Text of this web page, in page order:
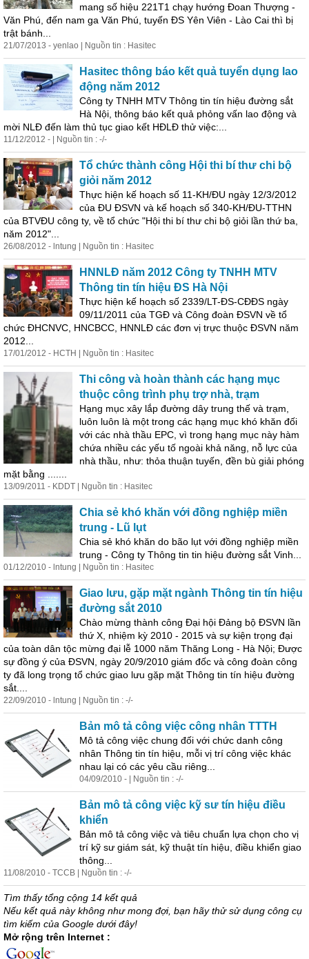
mang số hiệu 221T1 chạy hướng Đoan Thượng -
Văn Phú, đến nam ga Văn Phú, tuyến ĐS Yên Viên - Lào Cai thì bị
trật bánh...
21/07/2013 - yenlao | Nguồn tin : Hasitec
Hasitec thông báo kết quả tuyển dụng lao
động năm 2012
Công ty TNHH MTV Thông tin tín hiệu đường sắt
Hà Nội, thông báo kết quả phỏng vấn lao động và
mời NLĐ đến làm thủ tục giao kết HĐLĐ thử việc:...
11/12/2012 - | Nguồn tin : -/-
Tổ chức thành công Hội thi bí thư chi bộ
giỏi năm 2012
Thực hiện kế hoạch số 11-KH/ĐU ngày 12/3/2012
của ĐU ĐSVN và kế hoạch số 340-KH/ĐU-TTHN
của BTVĐU công ty, về tổ chức "Hội thi bí thư chi bộ giỏi lần thứ ba,
năm 2012"...
26/08/2012 - lntung | Nguồn tin : Hasitec
HNNLĐ năm 2012 Công ty TNHH MTV
Thông tin tín hiệu ĐS Hà Nội
Thực hiện kế hoạch số 2339/LT-ĐS-CĐĐS ngày
09/11/2011 của TGĐ và Công đoàn ĐSVN về tổ
chức ĐHCNVC, HNCBCC, HNNLĐ các đơn vị trực thuộc ĐSVN năm
2012...
17/01/2012 - HCTH | Nguồn tin : Hasitec
Thi công và hoàn thành các hạng mục
thuộc công trình phụ trợ nhà, trạm
Hạng mục xây lắp đường dây trung thế và trạm,
luôn luôn là một trong các hạng mục khó khăn đối
với các nhà thầu EPC, vì trong hạng mục này hàm
chứa nhiều các yếu tố ngoài khả năng, nỗ lực của
nhà thầu, như: thỏa thuận tuyến, đền bù giải phóng
mặt bằng .......
13/09/2011 - KDDT | Nguồn tin : Hasitec
Chia sẻ khó khăn với đồng nghiệp miền
trung - Lũ lụt
Chia sẻ khó khăn do bão lụt với đồng nghiệp miền
trung - Công ty Thông tin tin hiệu đường sắt Vinh...
01/12/2010 - lntung | Nguồn tin : Hasitec
Giao lưu, gặp mặt ngành Thông tin tín hiệu
đường sắt 2010
Chào mừng thành công Đại hội Đảng bộ ĐSVN lần
thứ X, nhiệm kỳ 2010 - 2015 và sự kiện trọng đại
của toàn dân tộc mừng đại lễ 1000 năm Thăng Long - Hà Nội; Được
sự đồng ý của ĐSVN, ngày 20/9/2010 giám đốc và công đoàn công
ty đã long trọng tổ chức giao lưu gặp mặt Thông tin tín hiệu đường
sắt....
22/09/2010 - lntung | Nguồn tin : -/-
Bản mô tả công việc công nhân TTTH
Mô tả công việc chung đối với chức danh công
nhân Thông tin tín hiệu, mỗi vị trí công việc khác
nhau lại có các yêu cầu riêng...
04/09/2010 - | Nguồn tin : -/-
Bản mô tả công việc kỹ sư tín hiệu điều
khiển
Bản mô tả công việc và tiêu chuẩn lựa chọn cho vị
trí kỹ sư giám sát, kỹ thuật tín hiệu, điều khiển giao
thông...
11/08/2010 - TCCB | Nguồn tin : -/-
Tìm thấy tổng cộng 14 kết quả
Nếu kết quả này không như mong đợi, bạn hãy thử sử dụng công cụ
tìm kiếm của Google dưới đây!
Mở rộng trên Internet :